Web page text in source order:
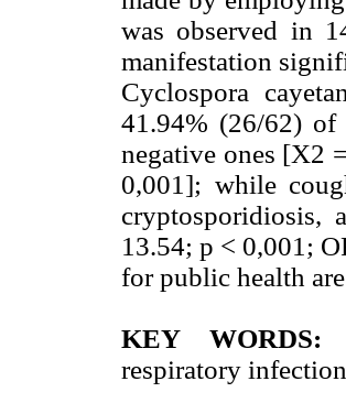
was observed in
manifestation
Cyclospora
41.94% (26/62)
negative ones [X2
0,001]; while
13.54; p < 0,001;
for public health
KEY WORDS:
respiratory